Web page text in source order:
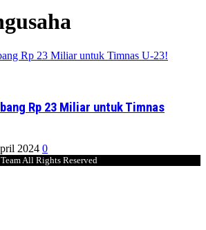
Rp 23 Miliar untuk Timnas
2024 0
All Rights Reserved